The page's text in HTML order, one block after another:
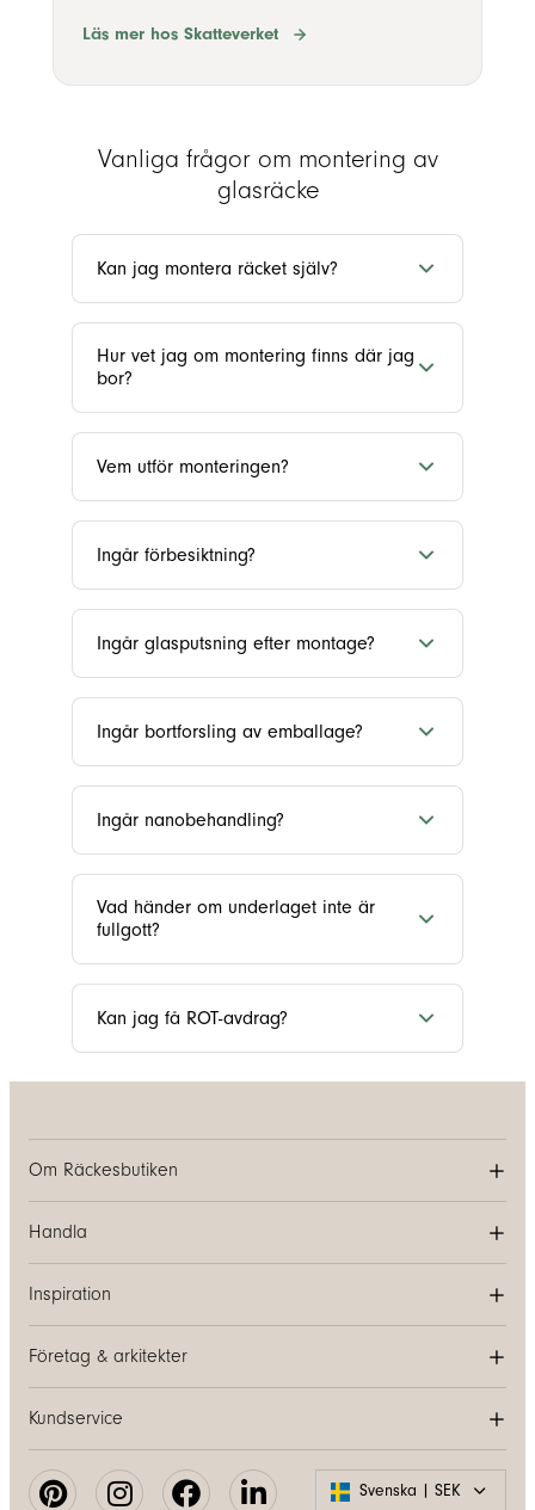
Läs mer hos Skatteverket
Vanliga frågor om montering av
glasräcke
Kan jag montera räcket själv?
Hur vet jag om montering finns där jag
bor?
Vem utför monteringen?
Ingår förbesiktning?
Ingår glasputsning efter montage?
Ingår bortforsling av emballage?
Ingår nanobehandling?
Vad händer om underlaget inte är
fullgott?
Kan jag få ROT-avdrag?
Om Räckesbutiken
Handla
Inspiration
Företag & arkitekter
Kundservice
Svenska | SEK